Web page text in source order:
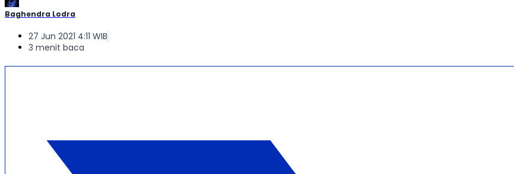
Baghendra Lodra
27 Jun 2021 4:11 WIB
3 menit baca